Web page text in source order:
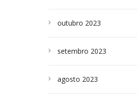
outubro 2023
setembro 2023
agosto 2023